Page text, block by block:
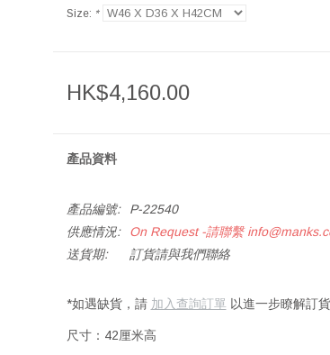
Size: *
HK$4,160.00
產品資料
產品編號:
P-22540
供應情況:
On Request -請聯繫
送貨期:
訂貨請與我們聯絡
*如遇缺貨，請 加入查詢訂單 以進一步瞭解訂
尺寸：42厘米高